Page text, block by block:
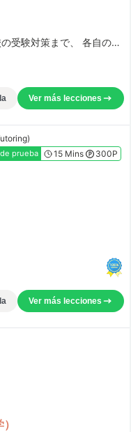
漢文、古文のつまづき対策から、難関校の受験対策まで、 各自の状況と目的に合わせたオーダーメードの授業です。
Ver más lecciones
prueba 15 Mins 300P
Ver más lecciones